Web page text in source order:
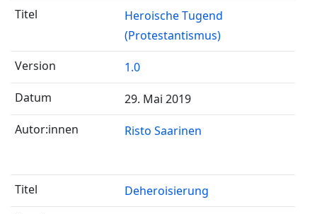
Heroische Tugend
(Protestantismus)
1.0
29. Mai 2019
Risto Saarinen
Deheroisierung